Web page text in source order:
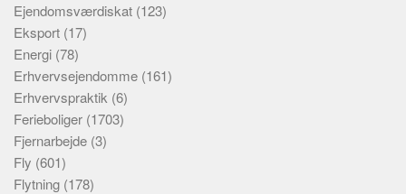
Ejendomsværdiskat (123)
Eksport (17)
Energi (78)
Erhvervsejendomme (161)
Erhvervspraktik (6)
Ferieboliger (1703)
Fjernarbejde (3)
Fly (601)
Flytning (178)